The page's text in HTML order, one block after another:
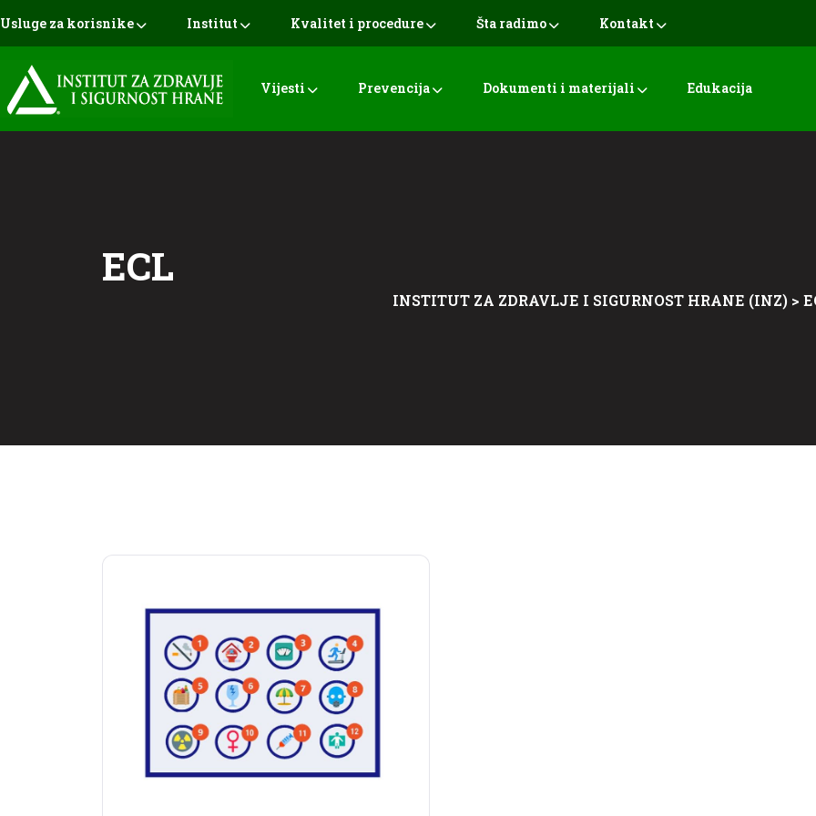
Usluge za korisnike Institut Kvalitet i procedure Šta radimo Kontakt
Vijesti Prevencija Dokumenti i materijali Edukacija
ECL
INSTITUT ZA ZDRAVLJE I SIGURNOST HRANE (INZ) >